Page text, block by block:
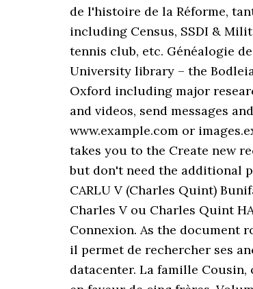
de l'histoire de la Réforme,
including Census, SSDI &
tennis club, etc. Généalogie
University library – the
Oxford including major
and videos, send messages
www.example.com or
takes you to the Create new
but don't need the additional
CARLU V (Charles Quint)
Charles V ou Charles Quint
Connexion. As the document
il permet de rechercher ses
datacenter. La famille